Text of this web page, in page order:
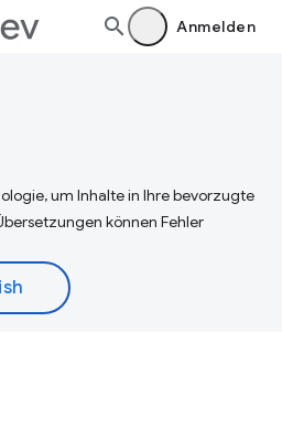
Anmelden
um Inhalte in Ihre bevorzugte
können Fehler